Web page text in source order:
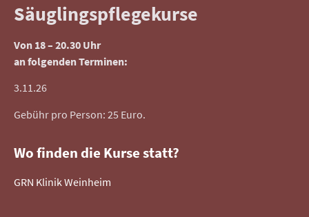
Säuglingspflegekurse
Von 18 – 20.30 Uhr
an folgenden Terminen:
3.11.26
Gebühr pro Person: 25 Euro.
Wo finden die Kurse statt?
GRN Klinik Weinheim